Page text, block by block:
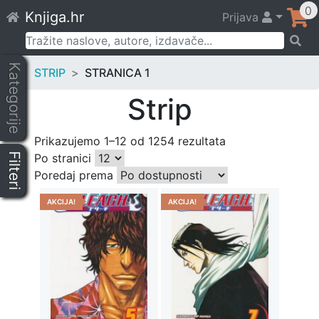
to
content
Knjiga.hr Prijava 0
Pretraži:
Kategorije
Filteri
STRIP STRANICA 1
Strip
Prikazujemo 1–12 od 1254 rezultata
Po stranici
Poredaj prema
AKCIJA! AKCIJA!